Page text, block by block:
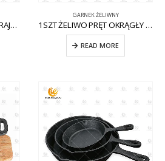
1SZT ŻELIWO NIEPRZYWIERAJĄCE CW-CI009 KOCIOŁ
GARNEK ŻELIWNY
1SZT ŻELIWO PRĘT OKRĄGŁY CW-CI003
READ MORE